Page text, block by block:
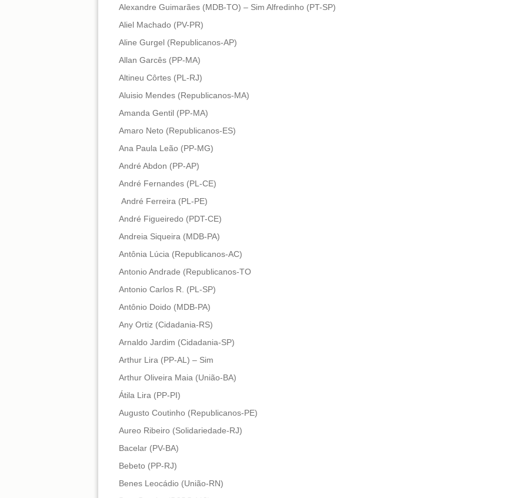
Alexandre Guimarães (MDB-TO) – Sim Alfredinho (PT-SP)
Aliel Machado (PV-PR)
Aline Gurgel (Republicanos-AP)
Allan Garcês (PP-MA)
Altineu Côrtes (PL-RJ)
Aluisio Mendes (Republicanos-MA)
Amanda Gentil (PP-MA)
Amaro Neto (Republicanos-ES)
Ana Paula Leão (PP-MG)
André Abdon (PP-AP)
André Fernandes (PL-CE)
André Ferreira (PL-PE)
André Figueiredo (PDT-CE)
Andreia Siqueira (MDB-PA)
Antônia Lúcia (Republicanos-AC)
Antonio Andrade (Republicanos-TO
Antonio Carlos R. (PL-SP)
Antônio Doido (MDB-PA)
Any Ortiz (Cidadania-RS)
Arnaldo Jardim (Cidadania-SP)
Arthur Lira (PP-AL) – Sim
Arthur Oliveira Maia (União-BA)
Átila Lira (PP-PI)
Augusto Coutinho (Republicanos-PE)
Aureo Ribeiro (Solidariedade-RJ)
Bacelar (PV-BA)
Bebeto (PP-RJ)
Benes Leocádio (União-RN)